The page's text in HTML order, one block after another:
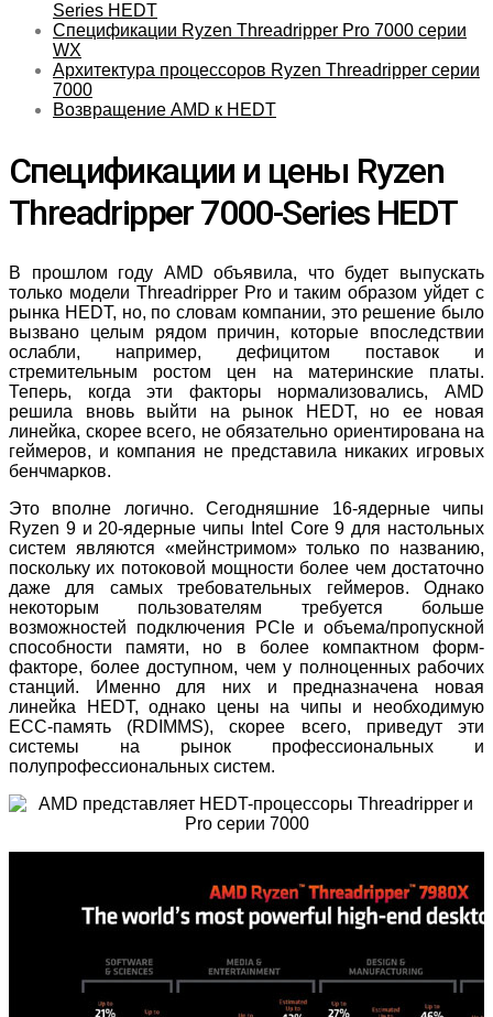
Series HEDT
Спецификации Ryzen Threadripper Pro 7000 серии
WX
Архитектура процессоров Ryzen Threadripper серии
7000
Возвращение AMD к HEDT
Спецификации и цены Ryzen
Threadripper 7000-Series HEDT
В прошлом году AMD объявила, что будет выпускать
только модели Threadripper Pro и таким образом уйдет с
рынка HEDT, но, по словам компании, это решение было
вызвано целым рядом причин, которые впоследствии
ослабли, например, дефицитом поставок и
стремительным ростом цен на материнские платы.
Теперь, когда эти факторы нормализовались, AMD
решила вновь выйти на рынок HEDT, но ее новая
линейка, скорее всего, не обязательно ориентирована на
геймеров, и компания не представила никаких игровых
бенчмарков.
Это вполне логично. Сегодняшние 16-ядерные чипы
Ryzen 9 и 20-ядерные чипы Intel Core 9 для настольных
систем являются «мейнстримом» только по названию,
поскольку их потоковой мощности более чем достаточно
даже для самых требовательных геймеров. Однако
некоторым пользователям требуется больше
возможностей подключения PCIe и объема/пропускной
способности памяти, но в более компактном форм-
факторе, более доступном, чем у полноценных рабочих
станций. Именно для них и предназначена новая
линейка HEDT, однако цены на чипы и необходимую
ECC-память (RDIMMS), скорее всего, приведут эти
системы на рынок профессиональных и
полупрофессиональных систем.